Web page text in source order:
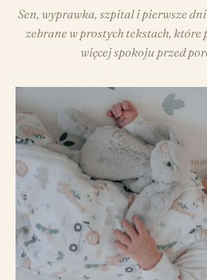
Sen, wyprawka, szpital i pierwsze
zebrane w prostych tekstach, które
więcej spokoju przed